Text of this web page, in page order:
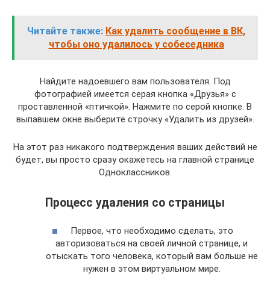
Читайте также: Как удалить сообщение в ВК,
чтобы оно удалилось у собеседника
Найдите надоевшего вам пользователя. Под
фотографией имеется серая кнопка «Друзья» с
проставленной «птичкой». Нажмите по серой кнопке. В
выпавшем окне выберите строчку «Удалить из друзей».
На этот раз никакого подтверждения ваших действий не
будет, вы просто сразу окажетесь на главной странице
Одноклассников.
Процесс удаления со страницы
Первое, что необходимо сделать, это
авторизоваться на своей личной странице, и
отыскать того человека, который вам больше не
нужен в этом виртуальном мире.